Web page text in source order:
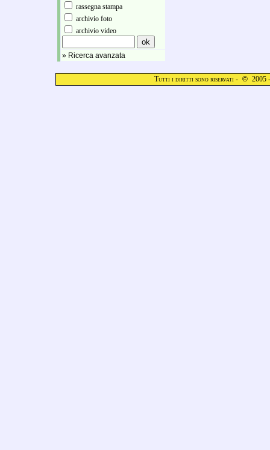
rassegna stampa
archivio foto
archivio video
» Ricerca avanzata
Tutti i diritti sono riservati - © 2005